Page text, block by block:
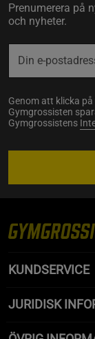
Prenumerera på
och nyheter.
Genom att klicka
Gymgrossisten
Gymgrossistens
KUNDSERVICE
JURIDISK